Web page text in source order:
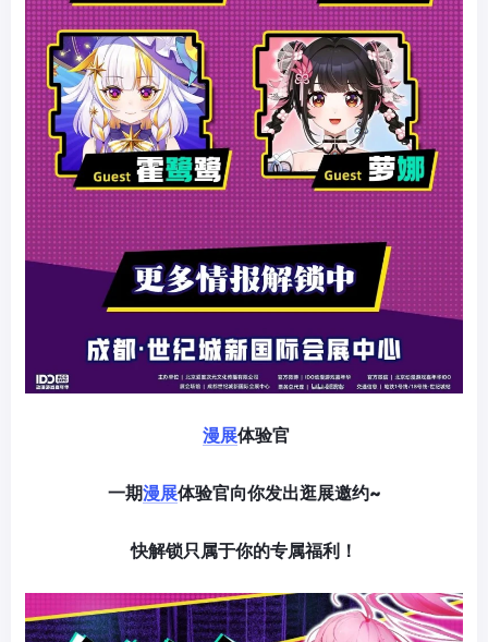
漫展体验官
一期漫展体验官向你发出逛展邀约~
快解锁只属于你的专属福利！